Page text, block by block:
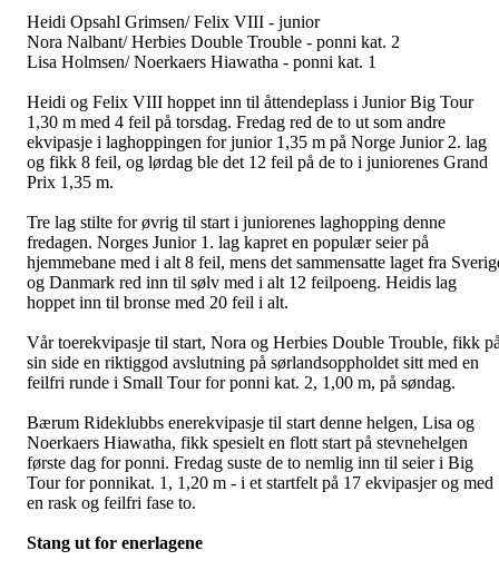
Heidi Opsahl Grimsen/ Felix VIII - junior
Nora Nalbant/ Herbies Double Trouble - ponni kat. 2
Lisa Holmsen/ Noerkaers Hiawatha - ponni kat. 1
Heidi og Felix VIII hoppet inn til åttendeplass i Junior Big Tour
1,30 m med 4 feil på torsdag. Fredag red de to ut som andre
ekvipasje i laghoppingen for junior 1,35 m på Norge Junior 2. lag
og fikk 8 feil, og lørdag ble det 12 feil på de to i juniorenes Grand
Prix 1,35 m.
Tre lag stilte for øvrig til start i juniorenes laghopping denne
fredagen. Norges Junior 1. lag kapret en populær seier på
hjemmebane med i alt 8 feil, mens det sammensatte laget fra
og Danmark red inn til sølv med i alt 12 feilpoeng. Heidis lag
hoppet inn til bronse med 20 feil i alt.
Vår toerekvipasje til start, Nora og Herbies Double Trouble, fikk
sin side en riktiggod avslutning på sørlandsoppholdet sitt med en
feilfri runde i Small Tour for ponni kat. 2, 1,00 m, på søndag.
Bærum Rideklubbs enerekvipasje til start denne helgen, Lisa og
Noerkaers Hiawatha, fikk spesielt en flott start på stevnehelgen
første dag for ponni. Fredag suste de to nemlig inn til seier i Big
Tour for ponnikat. 1, 1,20 m - i et startfelt på 17 ekvipasjer og med
en rask og feilfri fase to.
Stang ut for enerlagene